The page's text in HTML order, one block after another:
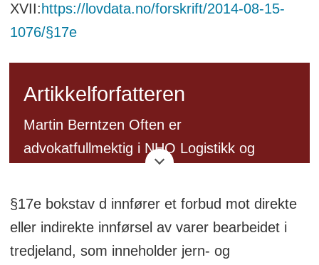
XVII: https://lovdata.no/forskrift/2014-08-15-
1076/§17e
Artikkelforfatteren
Martin Berntzen Often er
advokatfullmektig i NHO Logistikk og
fortolling. Han jobber i tett dialog med
medlemsbedriftene og tolletaten om
omveltningene innen tollregelverket.
§17e bokstav d innfører et forbud mot direkte
eller indirekte innførsel av varer bearbeidet i
tredjeland, som inneholder jern- og